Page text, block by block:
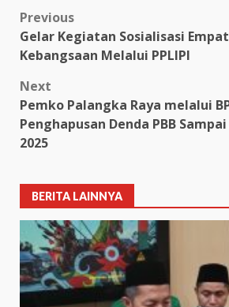
Post
navigation
Previous
Gelar Kegiatan Sosialisasi
Kebangsaan Melalui PPLIPI
Next
Pemko Palangka Raya melalui
Penghapusan Denda PBB
2025
BERITA LAINNYA